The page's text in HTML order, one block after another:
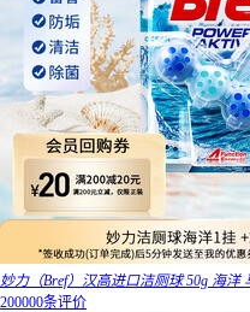
妙力（Bref）汉高进口洁厕球 50g 海
200000条评价